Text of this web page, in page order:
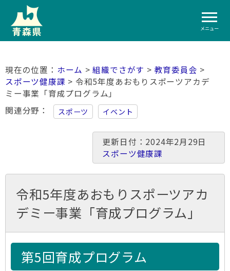
メニュー
ホーム >組織でさがす > 教育委員会 >
スポーツ健康課 > 令和5年度あおもりスポーツアカデ
ミー事業「育成プログラム」
関連分野
スポーツ イベント
更新日付：2024年2月29日
スポーツ健康課
令和5年度あおもりスポーツアカ
デミー事業「育成プログラム」
第5回育成プログラム